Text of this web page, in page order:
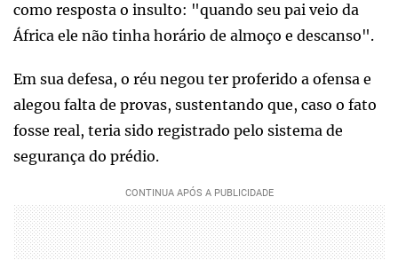
como resposta o insulto: "quando seu pai veio da
África ele não tinha horário de almoço e descanso".
Em sua defesa, o réu negou ter proferido a ofensa e
alegou falta de provas, sustentando que, caso o fato
fosse real, teria sido registrado pelo sistema de
segurança do prédio.